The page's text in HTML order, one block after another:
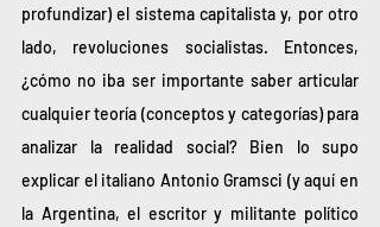
profundizar) el sistema capitalista y, por otro
lado, revoluciones socialistas. Entonces,
¿cómo no iba ser importante saber articular
cualquier teoría (conceptos y categorías) para
analizar la realidad social? Bien lo supo
explicar el italiano Antonio Gramsci (y aquí en
la Argentina, el escritor y militante político